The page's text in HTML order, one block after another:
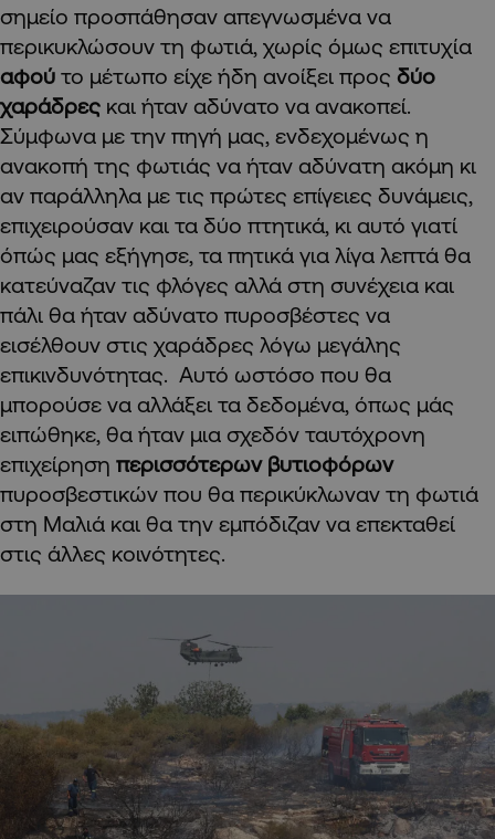
σημείο προσπάθησαν απεγνωσμένα να
περικυκλώσουν τη φωτιά, χωρίς όμως επιτυχία
αφού το μέτωπο είχε ήδη ανοίξει προς δύο
χαράδρες και ήταν αδύνατο να ανακοπεί.
Σύμφωνα με την πηγή μας, ενδεχομένως η
ανακοπή της φωτιάς να ήταν αδύνατη ακόμη κι
αν παράλληλα με τις πρώτες επίγειες δυνάμεις,
επιχειρούσαν και τα δύο πτητικά, κι αυτό γιατί
όπώς μας εξήγησε, τα πητικά για λίγα λεπτά θα
κατεύναζαν τις φλόγες αλλά στη συνέχεια και
πάλι θα ήταν αδύνατο πυροσβέστες να
εισέλθουν στις χαράδρες λόγω μεγάλης
επικινδυνότητας. Αυτό ωστόσο που θα
μπορούσε να αλλάξει τα δεδομένα, όπως μάς
ειπώθηκε, θα ήταν μια σχεδόν ταυτόχρονη
επιχείρηση περισσότερων βυτιοφόρων
πυροσβεστικών που θα περικύκλωναν τη φωτιά
στη Μαλιά και θα την εμπόδιζαν να επεκταθεί
στις άλλες κοινότητες.